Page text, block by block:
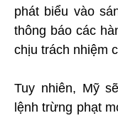
phát biểu vào
thông báo các
chịu trách nhiệm
Tuy nhiên, Mỹ
lệnh trừng phạt